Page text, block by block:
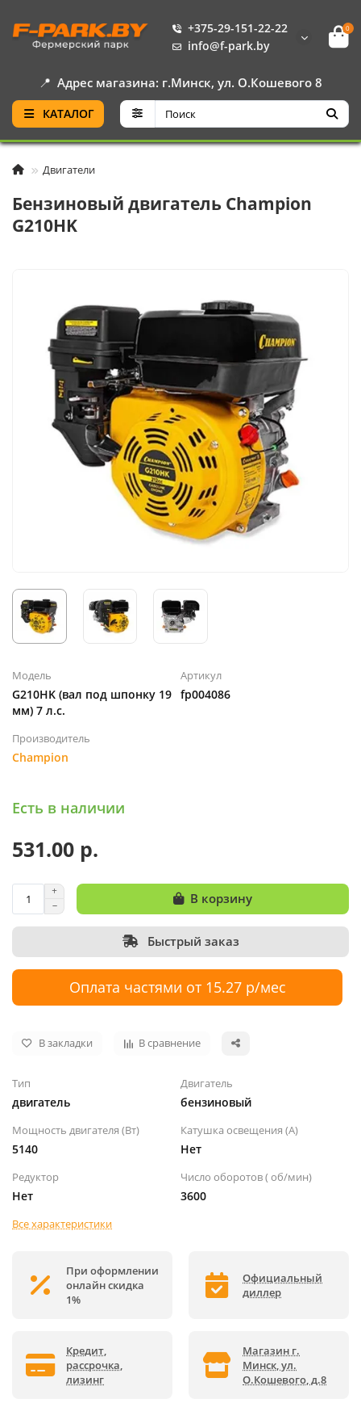
+375-29-151-22-22
info@f-park.by
0
📍 Адрес магазина: г.Минск, ул. О.Кошевого 8
КАТАЛОГ
Двигатели
Бензиновый двигатель Champion
G210HK
Модель
G210HK (вал под шпонку 19
мм) 7 л.с.
Артикул
fp004086
Производитель
Champion
Есть в наличии
531.00 р.
В корзину
Быстрый заказ
Оплата частями от 15.27 р/мес
В закладки В сравнение
Тип
двигатель
Двигатель
бензиновый
Мощность двигателя (Вт)
5140
Катушка освещения (А)
Нет
Редуктор
Нет
Число оборотов ( об/мин)
3600
Все характеристики
При оформлении
онлайн скидка
1%
Официальный
диллер
Кредит,
рассрочка,
лизинг
Магазин г.
Минск, ул.
О.Кошевого, д.8